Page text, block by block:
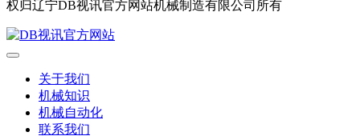
权归辽宁DB视讯官方网站机械制造有限公司所有
关于我们
机械知识
机械自动化
联系我们